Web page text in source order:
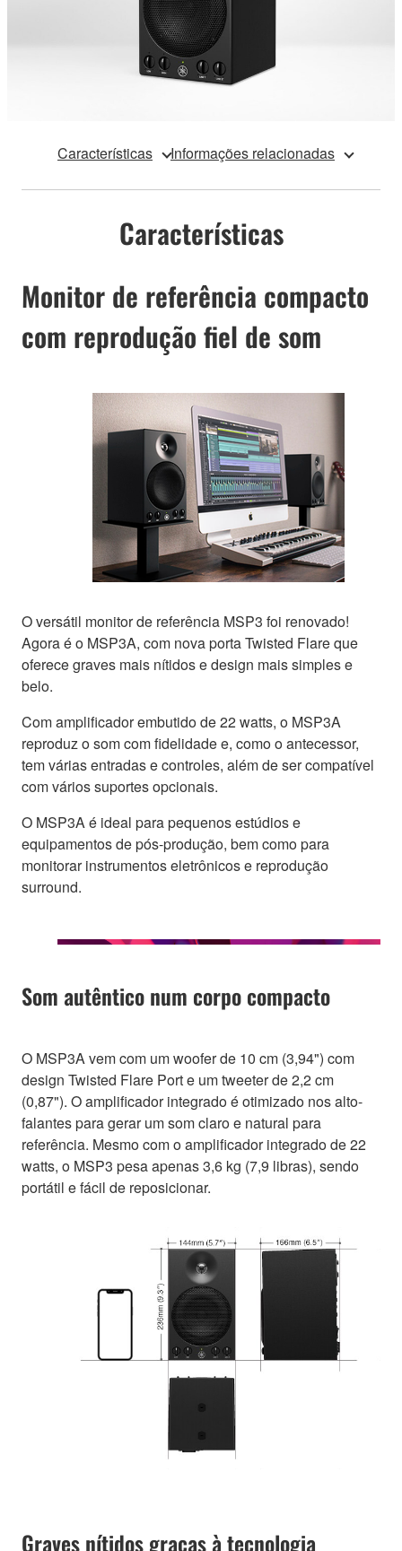
Características Informações relacionadas
Características
Monitor de referência compacto
com reprodução fiel de som
O versátil monitor de referência MSP3 foi renovado!
Agora é o MSP3A, com nova porta Twisted Flare que
oferece graves mais nítidos e design mais simples e
belo.
Com amplificador embutido de 22 watts, o MSP3A
reproduz o som com fidelidade e, como o antecessor,
tem várias entradas e controles, além de ser compatível
com vários suportes opcionais.
O MSP3A é ideal para pequenos estúdios e
equipamentos de pós-produção, bem como para
monitorar instrumentos eletrônicos e reprodução
surround.
Som autêntico num corpo compacto
O MSP3A vem com um woofer de 10 cm (3,94") com
design Twisted Flare Port e um tweeter de 2,2 cm
(0,87"). O amplificador integrado é otimizado nos alto-
falantes para gerar um som claro e natural para
referência. Mesmo com o amplificador integrado de 22
watts, o MSP3 pesa apenas 3,6 kg (7,9 libras), sendo
portátil e fácil de reposicionar.
Graves nítidos graças à tecnologia